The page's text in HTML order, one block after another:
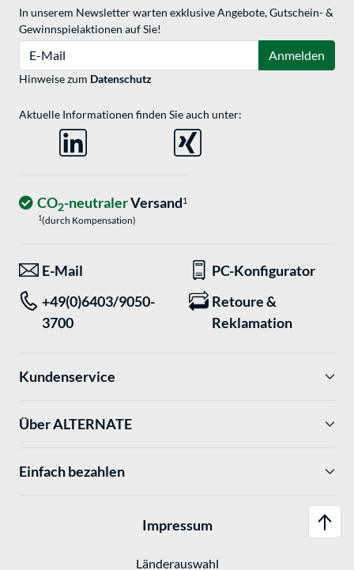
In unserem Newsletter warten exklusive Angebote, Gutschein- &
Gewinnspielaktionen auf Sie!
Anmelden
Hinweise zum Datenschutz
Aktuelle Informationen finden Sie auch unter:
CO2-neutralerVersand1
1(durch Kompensation)
E-Mail
PC-Konfigurator
+49(0)6403/9050-
3700
Retoure &
Reklamation
Kundenservice
Über ALTERNATE
Einfach bezahlen
Impressum
Länderauswahl